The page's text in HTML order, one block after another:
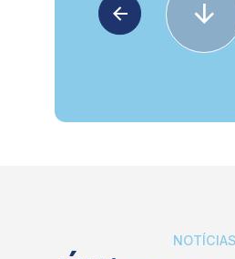
NOTÍCIAS